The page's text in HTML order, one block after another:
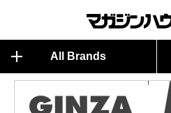
All Brands